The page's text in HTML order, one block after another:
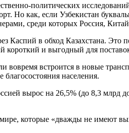
политических
Но как, если Узбекистан
среди которых Россия,
Каспий в обход Казахстана.
и выгодный для
вовремя встроится в новые
населения.
вырос на 26,5% (до 8,3
которые «дважды не имеют